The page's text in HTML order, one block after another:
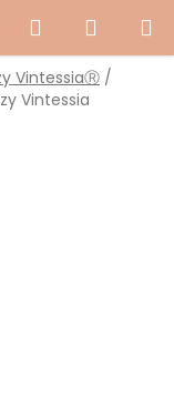
Hľadať
KOŠÍK
VintessiaⓇ /
Vintessia